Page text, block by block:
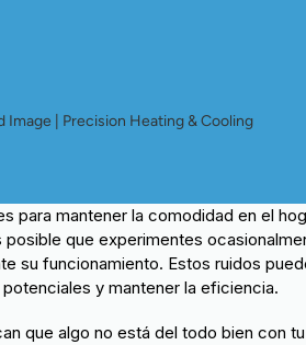
para mantener la comodidad en el
que experimentes
su funcionamiento. Estos ruidos
y mantener la eficiencia.
que algo no está del todo bien con